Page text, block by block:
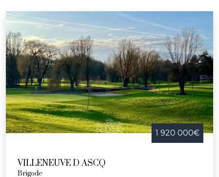
1 920 000€
VILLENEUVE D ASCQ
Brigode